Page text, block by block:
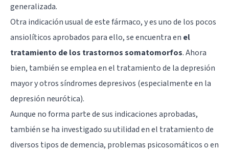
generalizada.
Otra indicación usual de este fármaco, y es uno de los pocos
ansiolíticos aprobados para ello, se encuentra en el
tratamiento de los trastornos somatomorfos. Ahora
bien, también se emplea en el tratamiento de la depresión
mayor y otros síndromes depresivos (especialmente en la
depresión neurótica).
Aunque no forma parte de sus indicaciones aprobadas,
también se ha investigado su utilidad en el tratamiento de
diversos tipos de demencia, problemas psicosomáticos o en